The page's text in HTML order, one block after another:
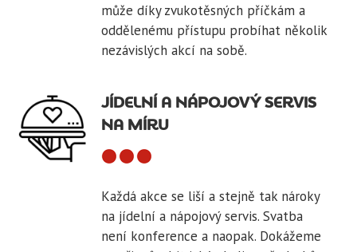
může díky zvukotěsných příčkám a
oddělenému přístupu probíhat několik
nezávislých akcí na sobě.
JÍDELNÍ A NÁPOJOVÝ SERVIS
NA MÍRU
Každá akce se liší a stejně tak nároky
na jídelní a nápojový servis. Svatba
není konference a naopak. Dokážeme